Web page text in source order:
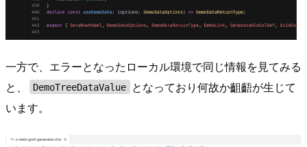
一方で、エラーとなったローカル環境で同じ情報を見てみる
と、
DemoTreeDataValue
となっており何故か齟齬が生じて
います。